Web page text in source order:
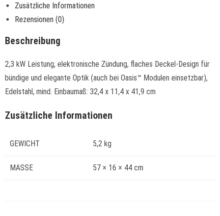
Zusätzliche Informationen
Rezensionen (0)
Beschreibung
2,3 kW Leistung, elektronische Zündung, flaches Deckel-Design für
bündige und elegante Optik (auch bei Oasis™ Modulen einsetzbar),
Edelstahl, mind. Einbaumaß: 32,4 x 11,4 x 41,9 cm
Zusätzliche Informationen
GEWICHT 5,2 kg
MASSE 57 × 16 × 44 cm